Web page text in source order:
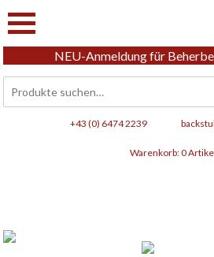
NEU-Anmeldung für
nach:
+43 (0) 6474 2239
Warenkorb:0